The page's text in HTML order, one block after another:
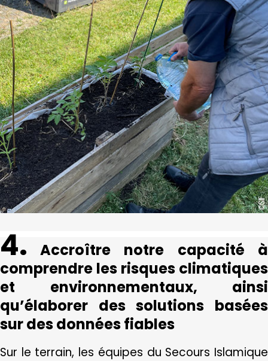
4.
Accroître notre capacité à
comprendre les risques climatiques
et environnementaux, ainsi
qu’élaborer des solutions basées
sur des données fiables
Sur le terrain, les équipes du Secours Islamique